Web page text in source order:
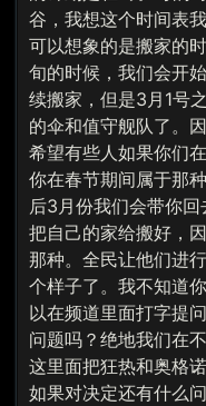
谷，我想这个时间表
可以想象的是搬家的
旬的时候，我们会开
续搬家，但是3月1号
的伞和值守舰队了。
希望有些人如果你们
你在春节期间属于那
后3月份我们会带你
把自己的家给搬好，
那种。全民让他们进
个样子了。我不知道
以在频道里面打字提
问题吗？绝地我们在
这里面把狂热和奥格
如果对决定还有什么